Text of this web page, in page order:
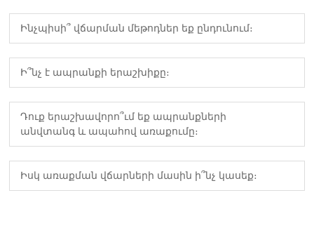
Ինչպիսի՞ վճարման մեթոդներ եք ընդունում։
Ի՞նչ է ապրանքի երաշխիքը։
Դուք երաշխավորո՞ւմ եք ապրանքների
անվտանգ և ապահով առաքումը։
Իսկ առաքման վճարների մասին ի՞նչ կասեք։